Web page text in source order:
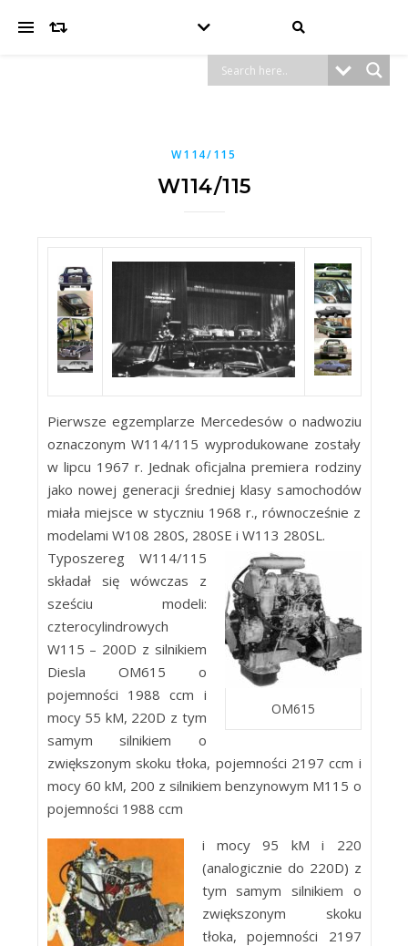
W114/115
W114/115
Pierwsze egzemplarze Mercedesów o nadwoziu
oznaczonym W114/115 wyprodukowane zostały
w lipcu 1967 r. Jednak oficjalna premiera rodziny
jako nowej generacji średniej klasy samochodów
miała miejsce w styczniu 1968 r., równocześnie z
modelami W108 280S, 280SE i W113 280SL.
OM615
Typoszereg W114/115
składał się wówczas z
sześciu modeli:
czterocylindrowych
W115 – 200D z silnikiem
Diesla OM615 o
pojemności 1988 ccm i
mocy 55 kM, 220D z tym
samym silnikiem o
zwiększonym skoku tłoka, pojemności 2197 ccm i
mocy 60 kM, 200 z silnikiem benzynowym M115 o
pojemności 1988 ccm
i mocy 95 kM i 220
(analogicznie do 220D) z
tym samym silnikiem o
zwiększonym skoku
tłoka, pojemności 2197